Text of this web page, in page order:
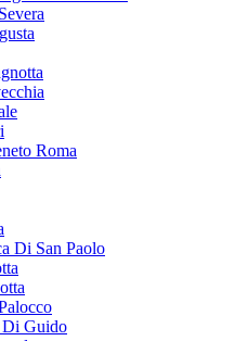
Roma
Di San Paolo
Di Guido